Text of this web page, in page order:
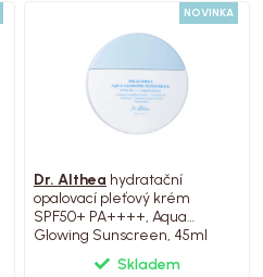
NOVINKA
Dr. Althea hydratační
opalovací pleťový krém
SPF50+ PA++++, Aqua
Glowing Sunscreen, 45ml
Skladem